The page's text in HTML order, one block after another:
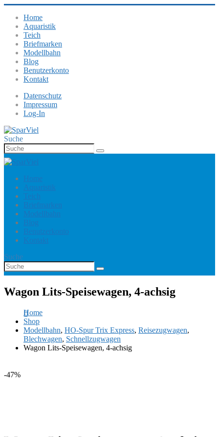
Home
Aquaristik
Teich
Briefmarken
Modellbahn
Blog
Benutzerkonto
Kontakt
Datenschutz
Impressum
Log-In
Suche
Home
Aquaristik
Teich
Briefmarken
Modellbahn
Blog
Benutzerkonto
Kontakt
Suche
Wagon Lits-Speisewagen, 4-achsig
Home
Shop
Modellbahn, HO-Spur Trix Express, Reisezugwagen,
Blechwagen, Schnellzugwagen
Wagon Lits-Speisewagen, 4-achsig
-47%